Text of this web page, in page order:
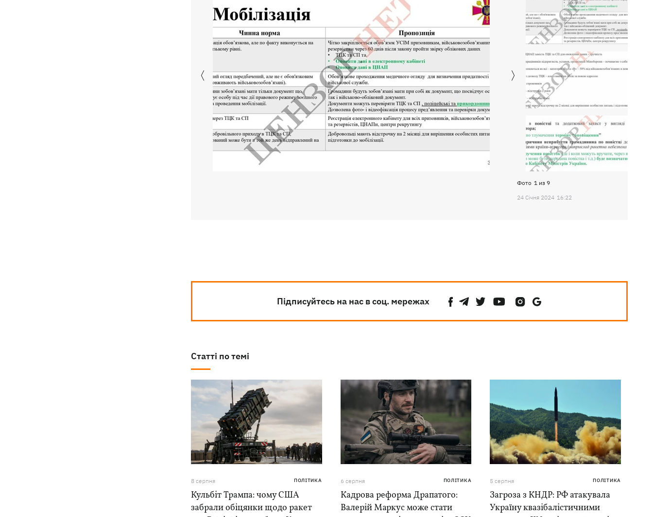
Фото 1 из 9
24 Сiчня 2024 16:22
Підписуйтесь на нас в соц. мережах
Статті по темі
8 серпня ПОЛІТИКА
Кульбіт Трампа: чому США
забрали обіцянки щодо ракет
6 серпня ПОЛІТИКА
Кадрова реформа Драпатого:
Валерій Маркус може стати
5 серпня ПОЛІТИКА
Загроза з КНДР: РФ атакувала
Україну квазібалістичними